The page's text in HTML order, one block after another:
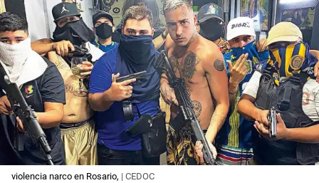
violencia narco en Rosario, | CEDOC